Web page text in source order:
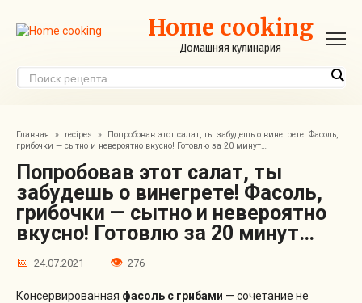
контенту
Home cooking
Домашняя кулинария
Главная » recipes »
Попробовав этот салат, ты забудешь о винегрете! Фасоль,
грибочки — сытно и невероятно вкусно! Готовлю за 20 минут…
Попробовав этот салат, ты
забудешь о винегрете! Фасоль,
грибочки — сытно и невероятно
вкусно! Готовлю за 20 минут…
24.07.2021 276
Консервированная фасоль с грибами — сочетание не